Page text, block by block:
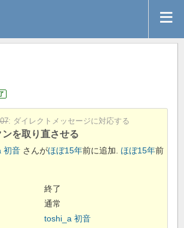
: ダイレクトメッセージに対応する
ンを取り直させる
初音 さんがほぼ15年前に追加. ほぼ15年前
終了
通常
toshi_a 初音